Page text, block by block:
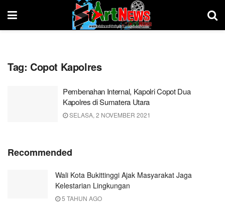
Tag: Copot Kapolres
Pembenahan Internal, Kapolri Copot Dua
Kapolres di Sumatera Utara
SELASA, 2 NOVEMBER 2021
Recommended
Wali Kota Bukittinggi Ajak Masyarakat Jaga
Kelestarian Lingkungan
5 TAHUN AGO